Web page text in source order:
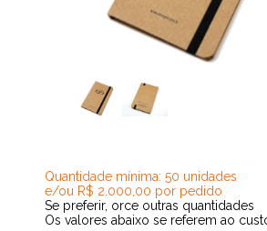
Quantidade mínima: 50 unidades
e/ou R$ 2.000,00 por pedido
Se preferir, orce outras quantidades
Os valores abaixo se referem ao